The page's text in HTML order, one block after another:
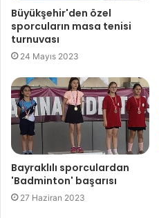
Büyükşehir'den özel
sporcuların masa tenisi
turnuvası
24 Mayıs 2023
Bayraklılı sporculardan
'Badminton' başarısı
27 Haziran 2023